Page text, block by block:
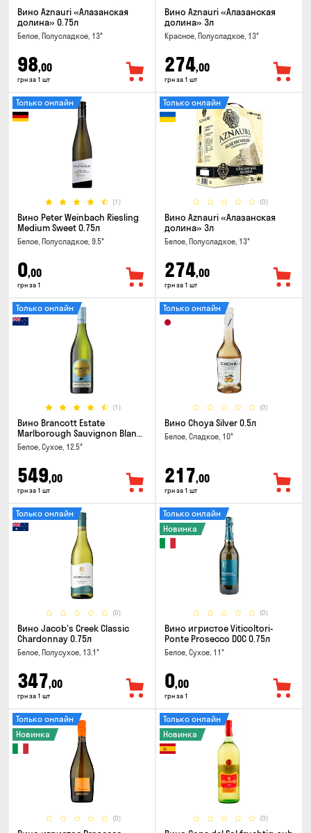
Вино Aznauri «Алазанская
долина» 0.75л
Белое, Полусладкое, 13°
98,00
грн за 1 шт
Вино Aznauri «Алазанская
долина» 3л
Красное, Полусладкое, 13°
274,00
грн за 1 шт
(1)
Только онлайн
Вино Peter Weinbach Riesling
Medium Sweet 0.75л
Белое, Полусладкое, 9.5°
0,00
грн за 1
(0)
Только онлайн
Вино Aznauri «Алазанская
долина» 3л
Белое, Полусладкое, 13°
274,00
грн за 1 шт
(1)
Только онлайн
Вино Brancott Estate
Marlborough Sauvignon Blanc
0.75л
Белое, Сухое, 12.5°
549,00
грн за 1 шт
(0)
Только онлайн
Вино Choya Silver 0.5л
Белое, Сладкое, 10°
217,00
грн за 1 шт
(0)
Только онлайн
Вино Jacob's Creek Classic
Chardonnay 0.75л
Белое, Полусухое, 13.1°
347,00
грн за 1 шт
(0)
Только онлайн
Новинка
Вино игристое Viticoltori-
Ponte Prosecco DOC 0.75л
Белое, Сухое, 11°
0,00
грн за 1
(0)
Только онлайн
Новинка
(0)
Только онлайн
Новинка